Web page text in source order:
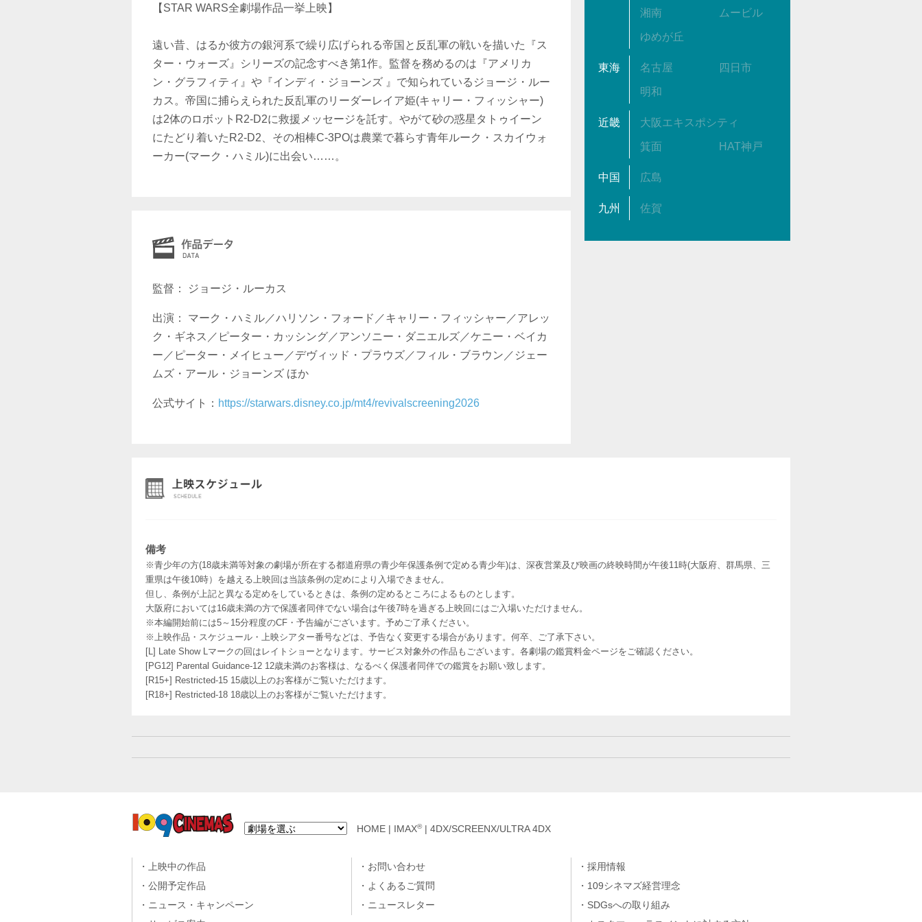
【STAR WARS全劇場作品一挙上映】
遠い昔、はるか彼方の銀河系で繰り広げられる帝国と反乱軍の戦いを描いた『ス
ター・ウォーズ』シリーズの記念すべき第1作。監督を務めるのは『アメリカ
ン・グラフィティ』や『インディ・ジョーンズ 』で知られているジョージ・ルー
カス。帝国に捕らえられた反乱軍のリーダーレイア姫(キャリー・フィッシャー)
は2体のロボットR2-D2に救援メッセージを託す。やがて砂の惑星タトゥイーン
にたどり着いたR2-D2、その相棒C-3POは農業で暮らす青年ルーク・スカイウォ
ーカー(マーク・ハミル)に出会い……。
監督： ジョージ・ルーカス
出演： マーク・ハミル／ハリソン・フォード／キャリー・フィッシャー／アレッ
ク・ギネス／ピーター・カッシング／アンソニー・ダニエルズ／ケニー・ベイカ
ー／ピーター・メイヒュー／デヴィッド・プラウズ／フィル・ブラウン／ジェー
ムズ・アール・ジョーンズ ほか
公式サイト： https://starwars.disney.co.jp/mt4/revivalscreening2026
湘南 ムービル
ゆめが丘
東海 名古屋 四日市
明和
近畿 大阪エキスポシティ
箕面 HAT神戸
中国 広島
九州 佐賀
備考
※青少年の方(18歳未満等対象の劇場が所在する都道府県の青少年保護条例で定める青少年)は、深夜営業及び映画の終映時間が午後11時(大阪府、群馬県、三
重県は午後10時）を越える上映回は当該条例の定めにより入場できません。
但し、条例が上記と異なる定めをしているときは、条例の定めるところによるものとします。
大阪府においては16歳未満の方で保護者同伴でない場合は午後7時を過ぎる上映回にはご入場いただけません。
※本編開始前には5～15分程度のCF・予告編がございます。予めご了承ください。
※上映作品・スケジュール・上映シアター番号などは、予告なく変更する場合があります。何卒、ご了承下さい。
[L] Late Show Lマークの回はレイトショーとなります。サービス対象外の作品もございます。各劇場の鑑賞料金ページをご確認ください。
[PG12] Parental Guidance-12 12歳未満のお客様は、なるべく保護者同伴での鑑賞をお願い致します。
[R15+] Restricted-15 15歳以上のお客様がご覧いただけます。
[R18+] Restricted-18 18歳以上のお客様がご覧いただけます。
HOME IMAX®| 4DX/SCREENX/ULTRA 4DX
上映中の作品
公開予定作品
ニュース・キャンペーン
お問い合わせ
よくあるご質問
ニュースレター
採用情報
109シネマズ経営理念
SDGsへの取り組み